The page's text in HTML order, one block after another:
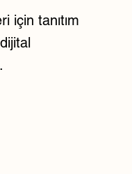
için tanıtım